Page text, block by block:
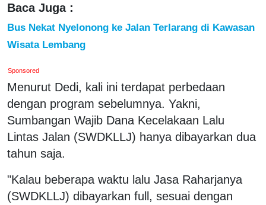
Baca Juga :
Bus Nekat Nyelonong ke Jalan Terlarang di Kawasan
Wisata Lembang
Sponsored
Menurut Dedi, kali ini terdapat perbedaan
dengan program sebelumnya. Yakni,
Sumbangan Wajib Dana Kecelakaan Lalu
Lintas Jalan (SWDKLLJ) hanya dibayarkan dua
tahun saja.
"Kalau beberapa waktu lalu Jasa Raharjanya
(SWDKLLJ) dibayarkan full, sesuai dengan